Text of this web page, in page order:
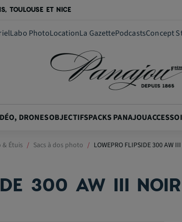
TOULOUSE ET NICE
Labo PhotoLocationLa GazettePodcastsConcept
DRONESOBJECTIFSPACKS PANAJOU
& Étuis Sacs à dos photo LOWEPRO FLIPSIDE 300 AW
300 AW III NOIR